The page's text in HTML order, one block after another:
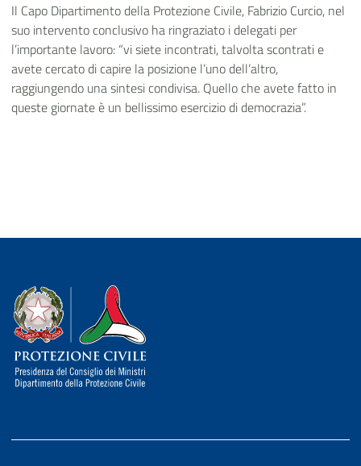
Il Capo Dipartimento della Protezione Civile, Fabrizio Curcio, nel
suo intervento conclusivo ha ringraziato i delegati per
l’importante lavoro: “vi siete incontrati, talvolta scontrati e
avete cercato di capire la posizione l’uno dell’altro,
raggiungendo una sintesi condivisa. Quello che avete fatto in
queste giornate è un bellissimo esercizio di democrazia”.
Dipartimento della Protezione Civile